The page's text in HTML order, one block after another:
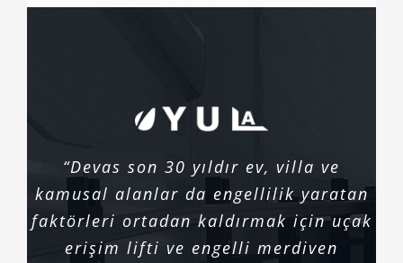
“Devas son 30 yıldır ev, villa ve
kamusal alanlar da engellilik yaratan
faktörleri ortadan kaldırmak için uçak
erişim lifti ve engelli merdiven